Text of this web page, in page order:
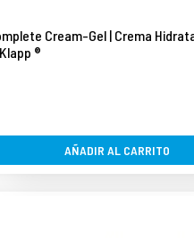
Cream-Gel | Crema
®
AÑADIR AL CARRITO